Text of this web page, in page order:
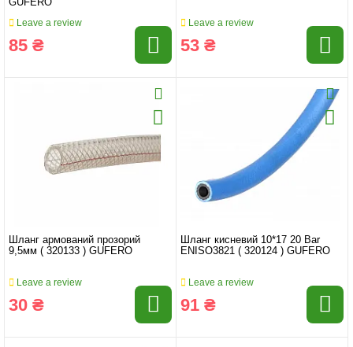
GUFERO
Leave a review
85 ₴
Leave a review
53 ₴
Шланг армований прозорий
9,5мм ( 320133 ) GUFERO
Leave a review
30 ₴
Шланг кисневий 10*17 20 Bar
ENISO3821 ( 320124 ) GUFERO
Leave a review
91 ₴